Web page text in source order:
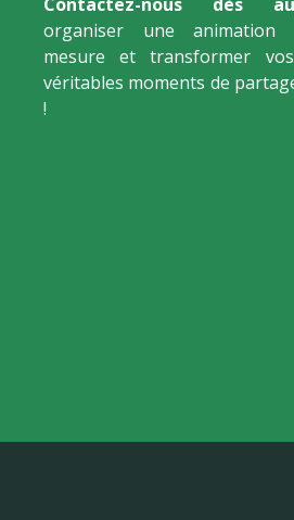
organiser une animation
mesure et transformer
véritables moments de
!